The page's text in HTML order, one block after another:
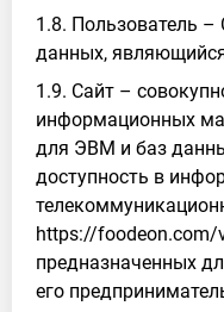
1.8. Пользователь
данных,
1.9. Сайт –
информационных
для ЭВМ и баз
доступность в
https://foodeon.com/
предназначенных
его